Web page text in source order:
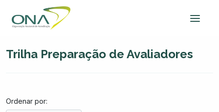
Trilha Preparação de Avaliadores
Ordenar por: